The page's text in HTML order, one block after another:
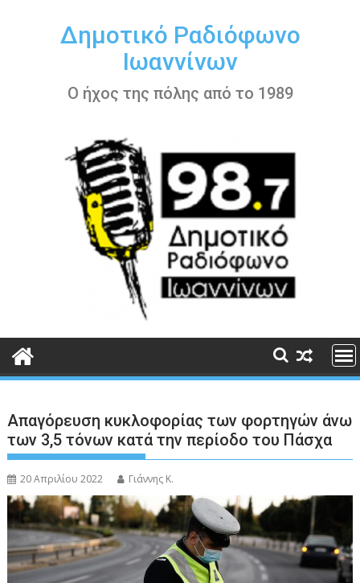
περιεχόμενοΔημοτικό Ραδιόφωνο
Ιωαννίνων
Ο ήχος της πόλης από το 1989
Απαγόρευση κυκλοφορίας των φορτηγών άνω
των 3,5 τόνων κατά την περίοδο του Πάσχα
20 Απριλίου 2022 Γιάννης Κ.